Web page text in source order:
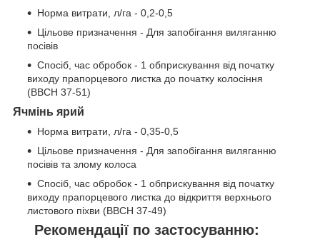
Норма витрати, л/га - 0,2-0,5
Цільове призначення - Для запобігання виляганню
посівів
Спосіб, час обробок - 1 обприскування від початку
виходу прапорцевого листка до початку колосіння
(BBCH 37-51)
Ячмінь ярий
Норма витрати, л/га - 0,35-0,5
Цільове призначення - Для запобігання виляганню
посівів та злому колоса
Спосіб, час обробок - 1 обприскування від початку
виходу прапорцевого листка до відкриття верхнього
листового піхви (BBCH 37-49)
Рекомендації по застосуванню: